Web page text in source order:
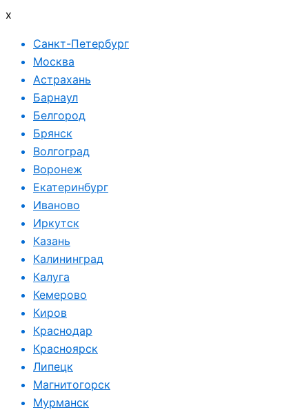
x
Санкт-Петербург
Москва
Астрахань
Барнаул
Белгород
Брянск
Волгоград
Воронеж
Екатеринбург
Иваново
Иркутск
Казань
Калининград
Калуга
Кемерово
Киров
Краснодар
Красноярск
Липецк
Магнитогорск
Мурманск